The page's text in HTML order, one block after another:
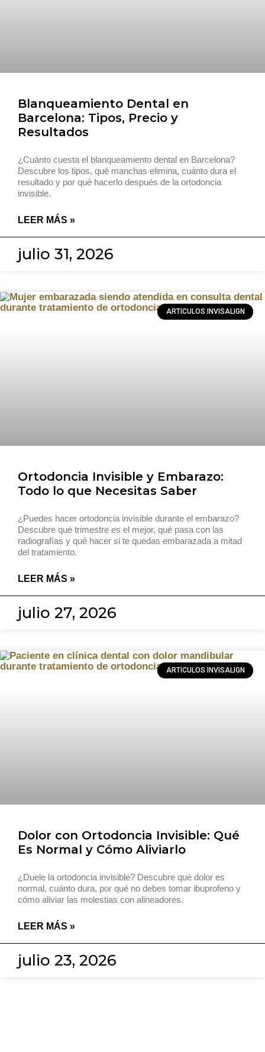
Blanqueamiento Dental en
Barcelona: Tipos, Precio y
Resultados
¿Cuánto cuesta el blanqueamiento dental en Barcelona?
Descubre los tipos, qué manchas elimina, cuánto dura el
resultado y por qué hacerlo después de la ortodoncia
invisible.
LEER MÁS »
julio 31, 2026
ARTICULOS INVISALIGN
Ortodoncia Invisible y Embarazo:
Todo lo que Necesitas Saber
¿Puedes hacer ortodoncia invisible durante el embarazo?
Descubre qué trimestre es el mejor, qué pasa con las
radiografías y qué hacer si te quedas embarazada a mitad
del tratamiento.
LEER MÁS »
julio 27, 2026
ARTICULOS INVISALIGN
Dolor con Ortodoncia Invisible: Qué
Es Normal y Cómo Aliviarlo
¿Duele la ortodoncia invisible? Descubre qué dolor es
normal, cuánto dura, por qué no debes tomar ibuprofeno y
cómo aliviar las molestias con alineadores.
LEER MÁS »
julio 23, 2026